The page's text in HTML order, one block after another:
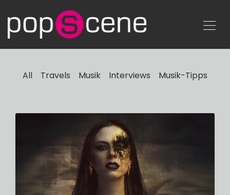
All Travels Musik Interviews Musik-Tipps